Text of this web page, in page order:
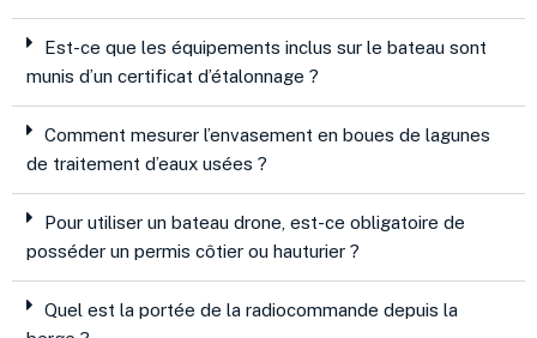
Est-ce que les équipements inclus sur le bateau sont
munis d’un certificat d’étalonnage ?
Comment mesurer l’envasement en boues de lagunes
de traitement d’eaux usées ?
Pour utiliser un bateau drone, est-ce obligatoire de
posséder un permis côtier ou hauturier ?
Quel est la portée de la radiocommande depuis la